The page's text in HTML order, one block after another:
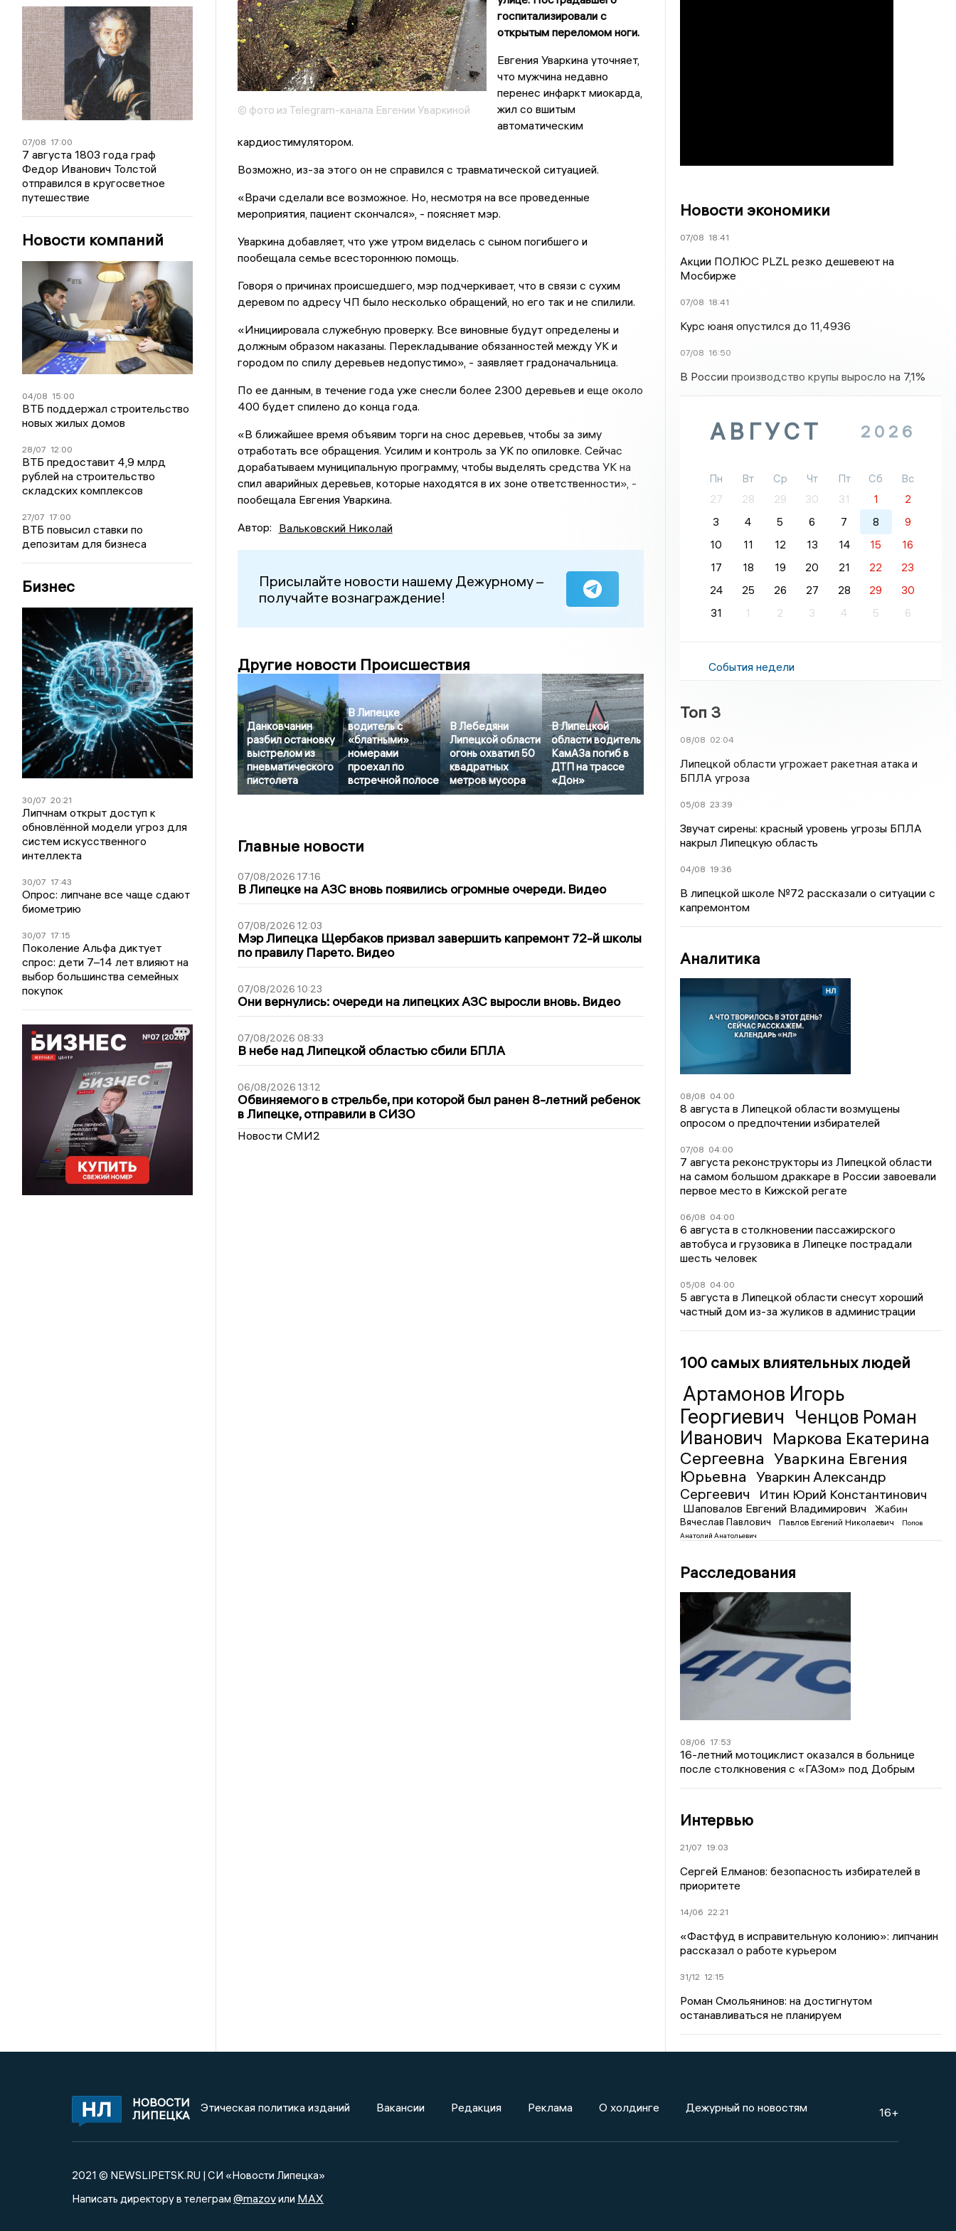
07/08 17:00
7 августа 1803 года граф
Федор Иванович Толстой
отправился в кругосветное
путешествие
Новости компаний
04/08 15:00
ВТБ поддержал строительство
новых жилых домов
28/07 12:00
ВТБ предоставит 4,9 млрд
рублей на строительство
складских комплексов
27/07 17:00
ВТБ повысил ставки по
депозитам для бизнеса
Бизнес
30/07 20:21
Липчнам открыт доступ к
обновлённой модели угроз для
систем искусственного
интеллекта
30/07 17:43
Опрос: липчане все чаще сдают
биометрию
30/07 17:15
Поколение Альфа диктует
спрос: дети 7–14 лет влияют на
выбор большинства семейных
покупок
© фото из Telegram-канала Евгении Уваркиной
госпитализировали с
открытым переломом ноги.
Евгения Уваркина уточняет,
что мужчина недавно
перенес инфаркт миокарда,
жил со вшитым
автоматическим
кардиостимулятором.
Возможно, из-за этого он не справился с травматической ситуацией.
«Врачи сделали все возможное. Но, несмотря на все проведенные
мероприятия, пациент скончался», - поясняет мэр.
Уваркина добавляет, что уже утром виделась с сыном погибшего и
пообещала семье всестороннюю помощь.
Говоря о причинах происшедшего, мэр подчеркивает, что в связи с сухим
деревом по адресу ЧП было несколько обращений, но его так и не спилили.
«Инициировала служебную проверку. Все виновные будут определены и
должным образом наказаны. Перекладывание обязанностей между УК и
городом по спилу деревьев недопустимо», - заявляет градоначальница.
По ее данным, в течение года уже снесли более 2300 деревьев и еще около
400 будет спилено до конца года.
«В ближайшее время объявим торги на снос деревьев, чтобы за зиму
отработать все обращения. Усилим и контроль за УК по опиловке. Сейчас
дорабатываем муниципальную программу, чтобы выделять средства УК на
спил аварийных деревьев, которые находятся в их зоне ответственности», -
пообещала Евгения Уваркина.
Автор: Вальковский Николай
Присылайте новости нашему Дежурному –
получайте вознаграждение!
Другие новости Происшествия
Данковчанин
разбил остановку
выстрелом из
пневматического
пистолета
В Липецке
водитель с
«блатными»
номерами
проехал по
встречной полосе
В Лебедяни
Липецкой области
огонь охватил 50
квадратных
метров мусора
В Липецкой
области водитель
КамАЗа погиб в
ДТП на трассе
«Дон»
Главные новости
07/08/2026 17:16
В Липецке на АЗС вновь появились огромные очереди. Видео
07/08/2026 12:03
Мэр Липецка Щербаков призвал завершить капремонт 72-й школы
по правилу Парето. Видео
07/08/2026 10:23
Они вернулись: очереди на липецких АЗС выросли вновь. Видео
07/08/2026 08:33
В небе над Липецкой областью сбили БПЛА
06/08/2026 13:12
Обвиняемого в стрельбе, при которой был ранен 8-летний ребенок
в Липецке, отправили в СИЗО
Новости СМИ2
Новости экономики
07/08 18:41
Акции ПОЛЮС PLZL резко дешевеют на
Мосбирже
07/08 18:41
Курс юаня опустился до 11,4936
07/08 16:50
В России производство крупы выросло на 7,1%
АВГУСТ 2026
Пн Вт Ср Чт Пт Сб
Вс
27
28 29 30 31 1
2
3
4 5 6 7 8
9
10
11 12 13 14 15
16
17
18 19 20 21 22
23
24
25 26 27 28 29
30
31
1 2 3 4 5 6
События недели
Топ 3
08/08 02:04
Липецкой области угрожает ракетная атака и
БПЛА угроза
05/08 23:39
Звучат сирены: красный уровень угрозы БПЛА
накрыл Липецкую область
04/08 19:36
В липецкой школе №72 рассказали о ситуации с
капремонтом
Аналитика
08/08 04:00
8 августа в Липецкой области возмущены
опросом о предпочтении избирателей
07/08 04:00
7 августа реконструкторы из Липецкой области
на самом большом драккаре в России завоевали
первое место в Кижской регате
06/08 04:00
6 августа в столкновении пассажирского
автобуса и грузовика в Липецке пострадали
шесть человек
05/08 04:00
5 августа в Липецкой области снесут хороший
частный дом из-за жуликов в администрации
100 самых влиятельных людей
Артамонов Игорь
Георгиевич Ченцов Роман
Иванович Маркова Екатерина
Сергеевна Уваркина Евгения
Юрьевна
Уваркин Александр
Сергеевич
Итин Юрий Константинович
Шаповалов Евгений Владимирович
Жабин
Вячеслав Павлович
Павлов Евгений Николаевич
Попов
Анатолий Анатольевич
Расследования
08/06 17:53
16-летний мотоциклист оказался в больнице
после столкновения с «ГАЗом» под Добрым
Интервью
21/07 19:03
Сергей Елманов: безопасность избирателей в
приоритете
14/06 22:21
«Фастфуд в исправительную колонию»: липчанин
рассказал о работе курьером
31/12 12:15
Роман Смольянинов: на достигнутом
останавливаться не планируем
НОВОСТИ
ЛИПЕЦКА
Этическая политика изданий Вакансии Редакция Реклама О холдинге Дежурный по новостям 16+
2021 © NEWSLIPETSK.RU | СИ «Новости Липецка»
Написать директору в телеграм @mazovили MAX